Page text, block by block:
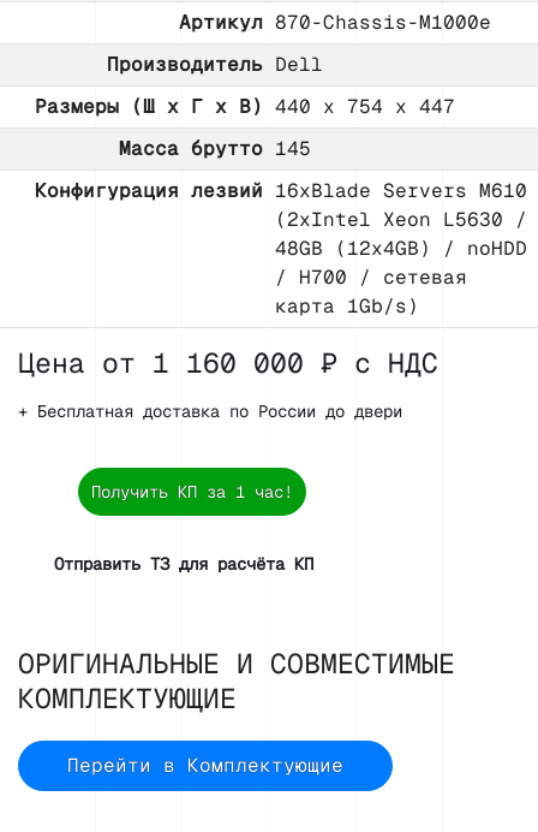
Артикул 870-Chassis-M1000e
Производитель Dell
Размеры (Ш х Г х В) 440 x 754 x 447
Масса брутто 145
Конфигурация лезвий 16xBlade Servers M610
(2xIntel Xeon L5630 /
48GB (12x4GB) / noHDD
/ H700 / сетевая
карта 1Gb/s)
Цена от 1 160 000 ₽ с НДС
+ Бесплатная доставка по России до двери
Получить КП за 1 час!
Отправить ТЗ для расчёта КП
ОРИГИНАЛЬНЫЕ И СОВМЕСТИМЫЕ
КОМПЛЕКТУЮЩИЕ
Перейти в Комплектующие